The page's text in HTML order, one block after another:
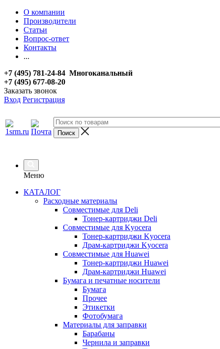
О компании
Производители
Статьи
Вопрос-ответ
Контакты
...
+7 (495) 781-24-84 Многоканальный
+7 (495) 677-08-20
Заказать звонок
Вход Регистрация
Меню
КАТАЛОГ
Расходные материалы
Совместимые для Deli
Тонер-картриджи Deli
Совместимые для Kyocera
Тонер-картриджи Kyocera
Драм-картриджи Kyocera
Совместимые для Huawei
Тонер-картриджи Huawei
Драм-картриджи Huawei
Бумага и печатные носители
Бумага
Прочее
Этикетки
Фотобумага
Материалы для заправки
Барабаны
Чернила и заправки